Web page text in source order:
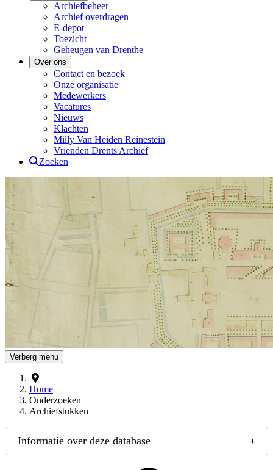
Archiefbeheer
Archief overdragen
E-depot
Toezicht
Geheugen van Drenthe
Over ons
Contact en bezoek
Onze organisatie
Medewerkers
Vacatures
Nieuws
Klachten
Milly Van Heiden Reinestein
Vrienden Drents Archief
Zoeken
Drents Archief
Verberg menu
Home
Onderzoeken
Archiefstukken
Informatie over deze database